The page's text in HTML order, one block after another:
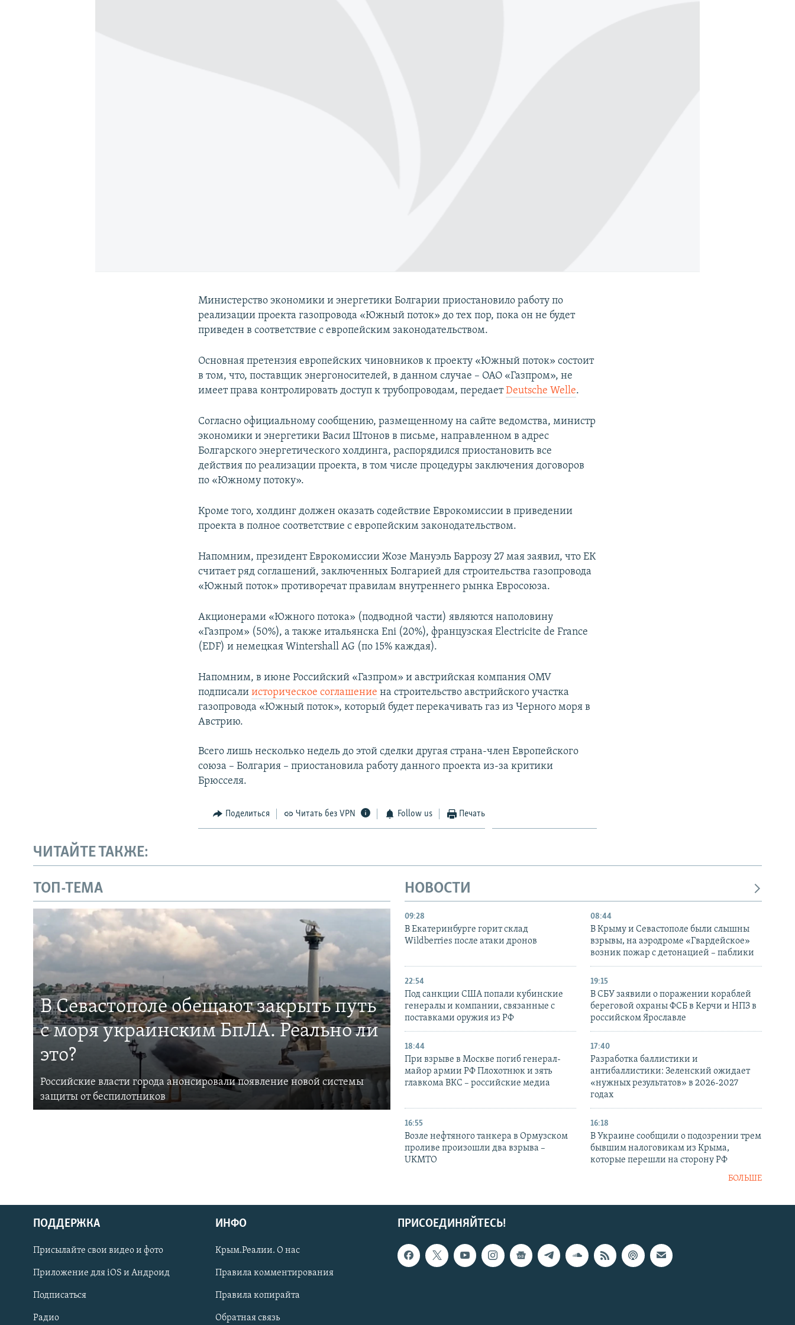
Українською
Qırımtatar
ПРИСОЕДИНЯЙТЕСЬ!
Министерство экономики и энергетики Болгарии приостановило работу по
реализации проекта газопровода «Южный поток» до тех пор, пока он не будет
приведен в соответствие с европейским законодательством.
Основная претензия европейских чиновников к проекту «Южный поток» состоит
в том, что, поставщик энергоносителей, в данном случае – ОАО «Газпром», не
имеет права контролировать доступ к трубопроводам, передаетDeutsche Welle.
Согласно официальному сообщению, размещенному на сайте ведомства, министр
экономики и энергетики Васил Штонов в письме, направленном в адрес
Болгарского энергетического холдинга, распорядился приостановить все
действия по реализации проекта, в том числе процедуры заключения договоров
по «Южному потоку».
Кроме того, холдинг должен оказать содействие Еврокомиссии в приведении
проекта в полное соответствие с европейским законодательством.
Напомним, президент Еврокомиссии Жозе Мануэль Баррозу 27 мая заявил, что ЕК
считает ряд соглашений, заключенных Болгарией для строительства газопровода
«Южный поток» противоречат правилам внутреннего рынка Евросоюза.
Акционерами «Южного потока» (подводной части) являются наполовину
«Газпром» (50%), а также итальянска Eni (20%), французская Electricite de France
(EDF) и немецкая Wintershall AG (по 15% каждая).
Напомним, в июне Российский «Газпром» и австрийская компания OMV
подписалиисторическое соглашение на строительство австрийского участка
газопровода «Южный поток», который будет перекачивать газ из Черного моря в
Австрию.
Всего лишь несколько недель до этой сделки другая страна-член Европейского
союза – Болгария – приостановила работу данного проекта из-за критики
Брюсселя.
Поделиться Читать без VPN Follow us Печать
ЧИТАЙТЕ ТАКЖЕ:
ТОП-ТЕМА
В Севастополе обещают закрыть путь
с моря украинским БпЛА. Реально ли
это?
Российские власти города анонсировали появление новой системы
защиты от беспилотников
НОВОСТИ
09:28
В Екатеринбурге горит склад
Wildberries после атаки дронов
08:44
В Крыму и Севастополе были слышны
взрывы, на аэродроме «Гвардейское»
возник пожар с детонацией – паблики
22:54
Под санкции США попали кубинские
генералы и компании, связанные с
поставками оружия из РФ
19:15
В СБУ заявили о поражении кораблей
береговой охраны ФСБ в Керчи и НПЗ в
российском Ярославле
18:44
При взрыве в Москве погиб генерал-
майор армии РФ Плохотнюк и зять
главкома ВКС – российские медиа
17:40
Разработка баллистики и
антибаллистики: Зеленский ожидает
«нужных результатов» в 2026-2027
годах
16:55
Возле нефтяного танкера в Ормузском
проливе произошли два взрыва –
UKMTO
16:18
В Украине сообщили о подозрении трем
бывшим налоговикам из Крыма,
которые перешли на сторону РФ
БОЛЬШЕ
ПРИСОЕДИНЯЙТЕСЬ!
ПОДДЕРЖКА
Присылайте свои видео и фото
Приложение для iOS и Андроид
Подписаться
Радио
ИНФО
Крым.Реалии. О нас
Правила комментирования
Правила копирайта
Обратная связь